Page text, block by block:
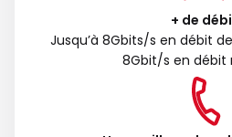
+ de
Jusqu’à 8Gbits/s en débit
8Gbit/s en